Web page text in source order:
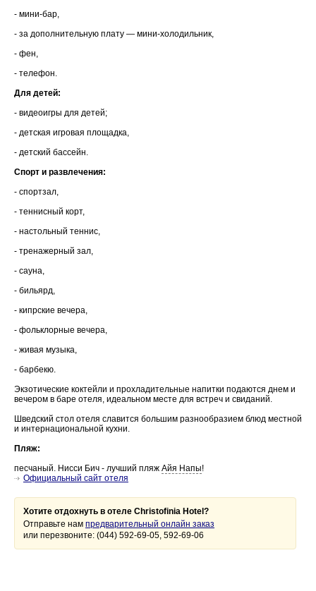
- мини-бар,
- за дополнительную плату — мини-холодильник,
- фен,
- телефон.
Для детей:
- видеоигры для детей;
- детская игровая площадка,
- детский бассейн.
Спорт и развлечения:
- спортзал,
- теннисный корт,
- настольный теннис,
- тренажерный зал,
- сауна,
- бильярд,
- кипрские вечера,
- фольклорные вечера,
- живая музыка,
- барбекю.
Экзотические коктейли и прохладительные напитки подаются днем и
вечером в баре отеля, идеальном месте для встреч и свиданий.
Шведский стол отеля славится большим разнообразием блюд местной
и интернациональной кухни.
Пляж:
песчаный. Нисси Бич - лучший пляж Айя Напы!
Официальный сайт отеля
Хотите отдохнуть в отеле Christofinia Hotel?
Отправьте нам предварительный онлайн заказ
или перезвоните: (044) 592-69-05, 592-69-06